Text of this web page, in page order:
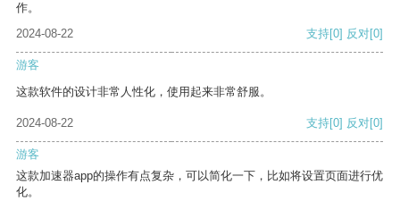
作。
2024-08-22
支持[0] 反对[0]
游客
这款软件的设计非常人性化，使用起来非常舒服。
2024-08-22 支持[0] 反对[0]
游客
这款加速器app的操作有点复杂，可以简化一下，比如将设置页面进行优
化。